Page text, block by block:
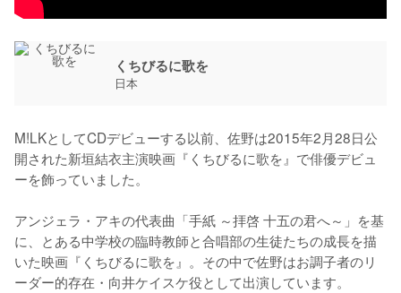
くちびるに歌を
日本
M!LKとしてCDデビューする以前、佐野は2015年2月28日公
開された新垣結衣主演映画『くちびるに歌を』で俳優デビュ
ーを飾っていました。
アンジェラ・アキの代表曲「手紙 ～拝啓 十五の君へ～」を基
に、とある中学校の臨時教師と合唱部の生徒たちの成長を描
いた映画『くちびるに歌を』。その中で佐野はお調子者のリ
ーダー的存在・向井ケイスケ役として出演しています。